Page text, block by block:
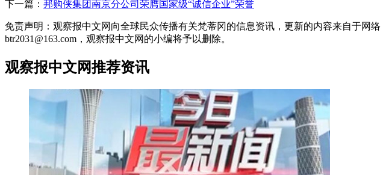
下一篇： 邦购侠集团南京分公司荣膺国家级“诚信企业”荣誉
免责声明：观察报中文网向全球民众传播有关梵蒂冈的信息资讯，更新的内容来自于网
btr2031@163.com，观察报中文网的小编将予以删除。
观察报中文网推荐资讯